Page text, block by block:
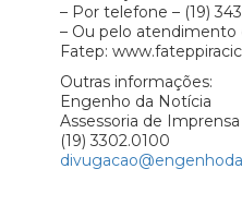
– Por telefone – (19)
– Ou pelo atendimento
Fatep:
Outras informações:
Engenho da Notícia
Assessoria de
(19) 3302.0100